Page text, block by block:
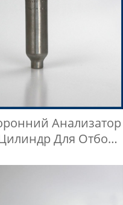
Анализатор
Для Отбора